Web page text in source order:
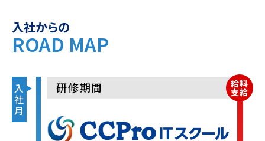
入社からの
ROAD MAP
入
社
月
研修期間 給料
支給